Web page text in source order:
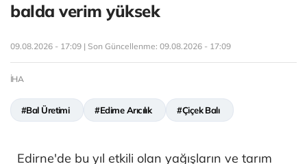
balda verim yüksek
09.08.2026 - 17:09 | Son Güncellenme: 09.08.2026 - 17:09
İHA
#Bal Üretimi #Edirne Arıcılık #Çiçek Balı
Edirne'de bu yıl etkili olan yağışların ve tarım